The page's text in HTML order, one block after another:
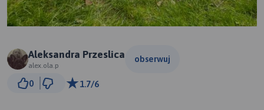
Aleksandra Przeslica
alex.ola.p
obserwuj
0 1.7/6